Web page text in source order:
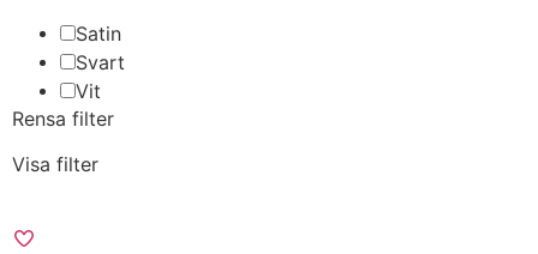
Satin
Svart
Vit
Rensa filter
Visa filter